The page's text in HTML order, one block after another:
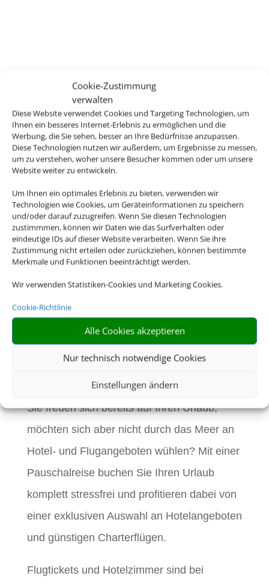
Cookie-Zustimmung
verwalten
Diese Website verwendet Cookies und Targeting Technologien, um
Ihnen ein besseres Internet-Erlebnis zu ermöglichen und die
Werbung, die Sie sehen, besser an Ihre Bedürfnisse anzupassen.
Diese Technologien nutzen wir außerdem, um Ergebnisse zu messen,
um zu verstehen, woher unsere Besucher kommen oder um unsere
Website weiter zu entwickeln.
Um Ihnen ein optimales Erlebnis zu bieten, verwenden wir
Technologien wie Cookies, um Geräteinformationen zu speichern
und/oder darauf zuzugreifen. Wenn Sie diesen Technologien
zustimmmen, können wir Daten wie das Surfverhalten oder
eindeutige IDs auf dieser Website verarbeiten. Wenn Sie ihre
Zustimmung nicht erteilen oder zurückziehen, können bestimmte
Merkmale und Funktionen beeinträchtigt werden.
Wir verwenden Statistiken-Cookies und Marketing Cookies.
Cookie-Richtlinie
Alle Cookies akzeptieren
Nur technisch notwendige Cookies
Einstellungen ändern
Eine Buchung –
alles drin. Buchen
Sie jetzt eine
Pauschalreise.
Sie freuen sich bereits auf Ihren Urlaub,
möchten sich aber nicht durch das Meer an
Hotel- und Flugangeboten wühlen? Mit einer
Pauschalreise buchen Sie Ihren Urlaub
komplett stressfrei und profitieren dabei von
einer exklusiven Auswahl an Hotelangeboten
und günstigen Charterflügen.
Flugtickets und Hotelzimmer sind bei